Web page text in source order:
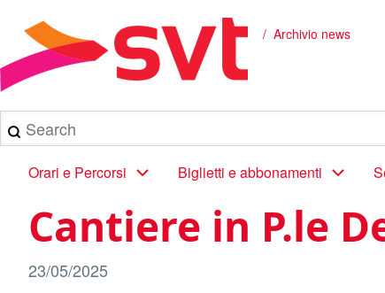
contenuto
principale
Briciole
di
pane
Archivio news
Search
Main
navigation
Orari e Percorsi Biglietti e abbonamenti
Cantiere in P.le
23/05/2025